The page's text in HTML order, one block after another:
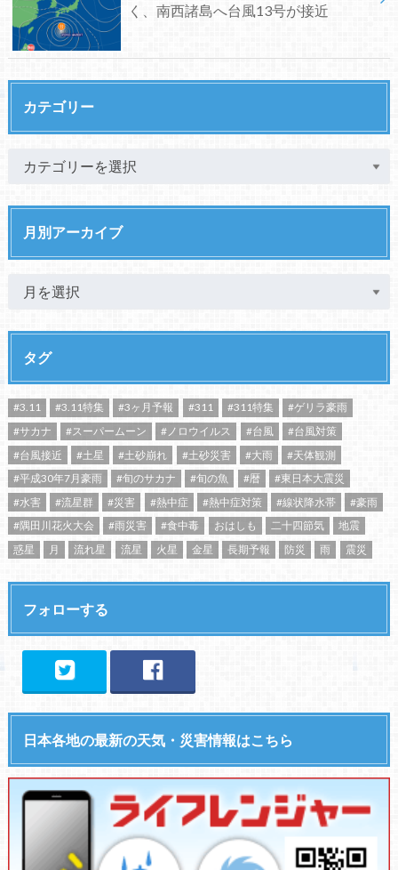
く、南西諸島へ台風13号が接近
カテゴリー
月別アーカイブ
タグ
#3.11 #3.11特集 #3ヶ月予報 #311 #311特集
#ゲリラ豪雨
#サカナ
#スーパームーン #ノロウイルス #台風
#台風対策
#台風接近
#土星 #土砂崩れ #土砂災害 #大雨
#天体観測
#平成30年7月豪雨
#旬のサカナ #旬の魚 #暦
#東日本大震災
#水害
#流星群 #災害 #熱中症 #熱中症対策 #線状降水帯
#豪雨
#隅田川花火大会
#雨災害 #食中毒 おはしも 二十四節気
地震
惑星
月 流れ星 流星 火星 金星 長期予報 防災 雨 震災
フォローする
日本各地の最新の天気・災害情報はこちら